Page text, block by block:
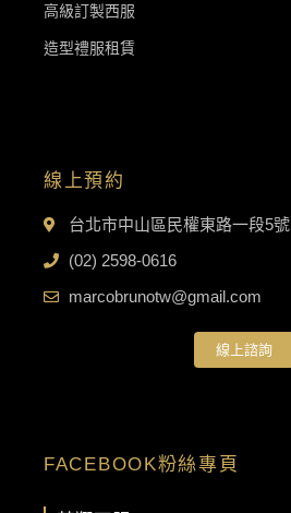
高級訂製西服
造型禮服租賃
線上預約
台北市中山區民權東路一段5號
(02) 2598-0616
marcobrunotw@gmail.com
線上諮詢
FACEBOOK粉絲專頁